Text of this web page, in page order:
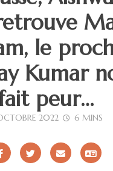
le
Kumar
peur…
2022 6 MINS